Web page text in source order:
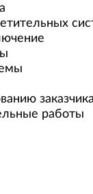
заказчика
работы